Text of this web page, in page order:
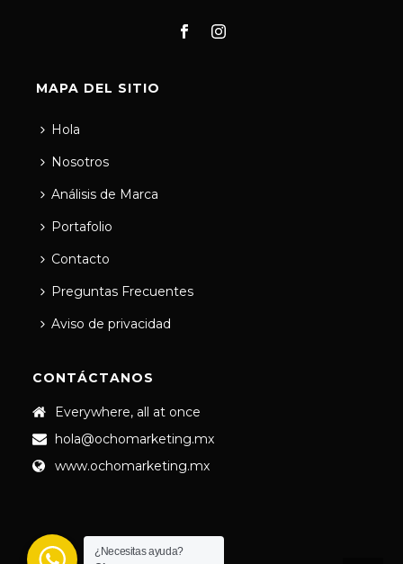
MAPA DEL SITIO
Hola
Nosotros
Análisis de Marca
Portafolio
Contacto
Preguntas Frecuentes
Aviso de privacidad
CONTÁCTANOS
Everywhere, all at once
hola@ochomarketing.mx
www.ochomarketing.mx
¿Necesitas ayuda?